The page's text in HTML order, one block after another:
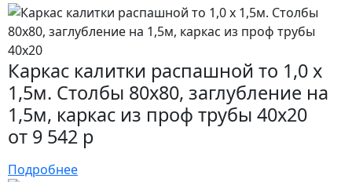
Каркас калитки распашной то 1,0 x
1,5м. Столбы 80х80, заглубление на
1,5м, каркас из проф трубы 40х20
от 9 542 р
Подробнее